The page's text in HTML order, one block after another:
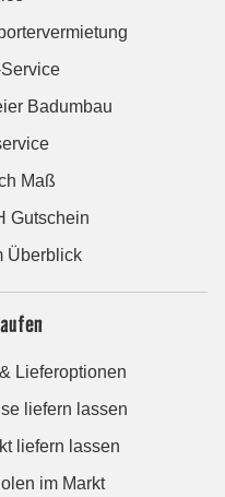
Badumbau
Maß
Gutschein
Überblick
Lieferoptionen
liefern lassen
liefern lassen
im Markt